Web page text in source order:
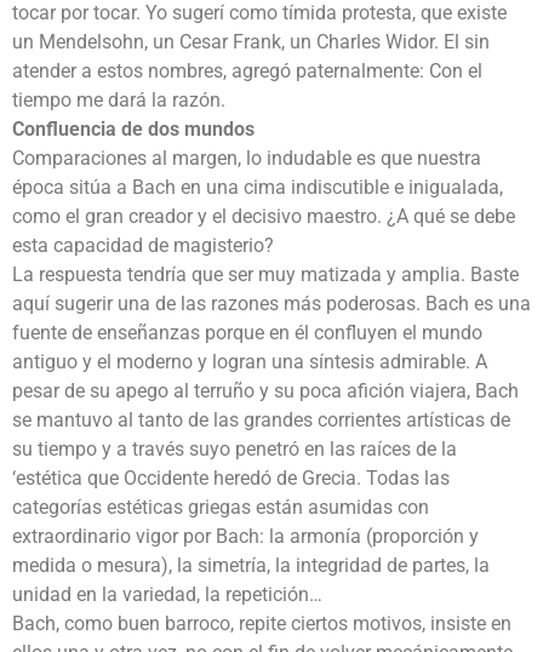
tocar por tocar. Yo sugerí como tímida protesta, que existe
un Mendelsohn, un Cesar Frank, un Charles Widor. El sin
atender a estos nombres, agregó paternalmente: Con el
tiempo me dará la razón.
Confluencia de dos mundos
Comparaciones al margen, lo indudable es que nuestra
época sitúa a Bach en una cima indiscutible e inigualada,
como el gran creador y el decisivo maestro. ¿A qué se debe
esta capacidad de magisterio?
La respuesta tendría que ser muy matizada y amplia. Baste
aquí sugerir una de las razones más poderosas. Bach es una
fuente de enseñanzas porque en él confluyen el mundo
antiguo y el moderno y logran una síntesis admirable. A
pesar de su apego al terruño y su poca afición viajera, Bach
se mantuvo al tanto de las grandes corrientes artísticas de
su tiempo y a través suyo penetró en las raíces de la
‘estética que Occidente heredó de Grecia. Todas las
categorías estéticas griegas están asumidas con
extraordinario vigor por Bach: la armonía (proporción y
medida o mesura), la simetría, la integridad de partes, la
unidad en la variedad, la repetición…
Bach, como buen barroco, repite ciertos motivos, insiste en